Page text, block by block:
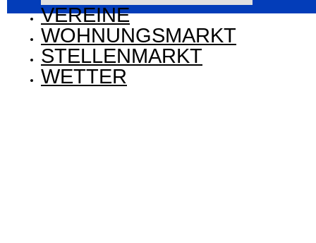
VEREINE
WOHNUNGSMARKT
STELLENMARKT
WETTER